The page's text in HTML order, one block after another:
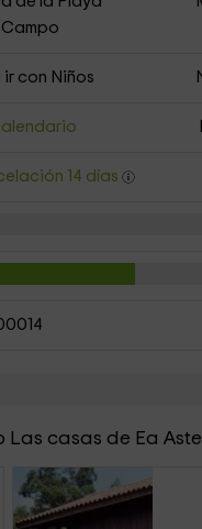
Campo
ir con Niños
14 días
casas de Ea